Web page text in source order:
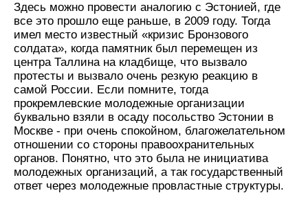
Здесь можно провести аналогию с Эстонией, где
все это прошло еще раньше, в 2009 году. Тогда
имел место известный «кризис Бронзового
солдата», когда памятник был перемещен из
центра Таллина на кладбище, что вызвало
протесты и вызвало очень резкую реакцию в
самой России. Если помните, тогда
прокремлевские молодежные организации
буквально взяли в осаду посольство Эстонии в
Москве - при очень спокойном, благожелательном
отношении со стороны правоохранительных
органов. Понятно, что это была не инициатива
молодежных организаций, а так государственный
ответ через молодежные провластные структуры.